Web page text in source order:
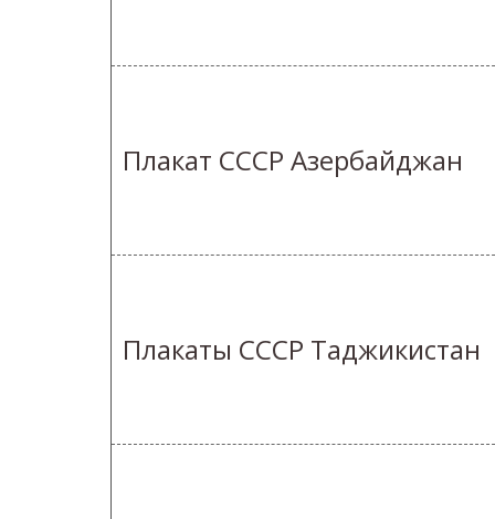
Плакат СССР Азербайджан
Плакаты СССР Таджикистан